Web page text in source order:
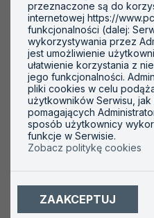
dotyczący
Database i ich
IAF MD 29
ISO/IEC 27006-1:2024
EA-7/04 M Zgodność
akredytowanej
14001:2015
EA-6/02 M Wytyczne
norm ISO/IEC 17065 i
odniesieniu do
przeznaczone są do
internetowej https://
funkcjonalności (dalej:
wykorzystywania przez
jest umożliwienie
ułatwienie korzystania z
jego funkcjonalności.
pliki cookies w celu
użytkowników Serwisu,
pomagających
sposób użytkownicy
funkcje w Serwisie.
Zobacz politykę cookies
ZAAKCEPTUJ